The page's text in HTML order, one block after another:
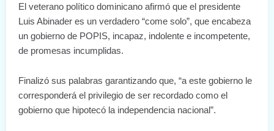
El veterano político dominicano afirmó que el presidente
Luis Abinader es un verdadero “come solo”, que encabeza
un gobierno de POPIS, incapaz, indolente e incompetente,
de promesas incumplidas.
Finalizó sus palabras garantizando que, “a este gobierno le
corresponderá el privilegio de ser recordado como el
gobierno que hipotecó la independencia nacional”.